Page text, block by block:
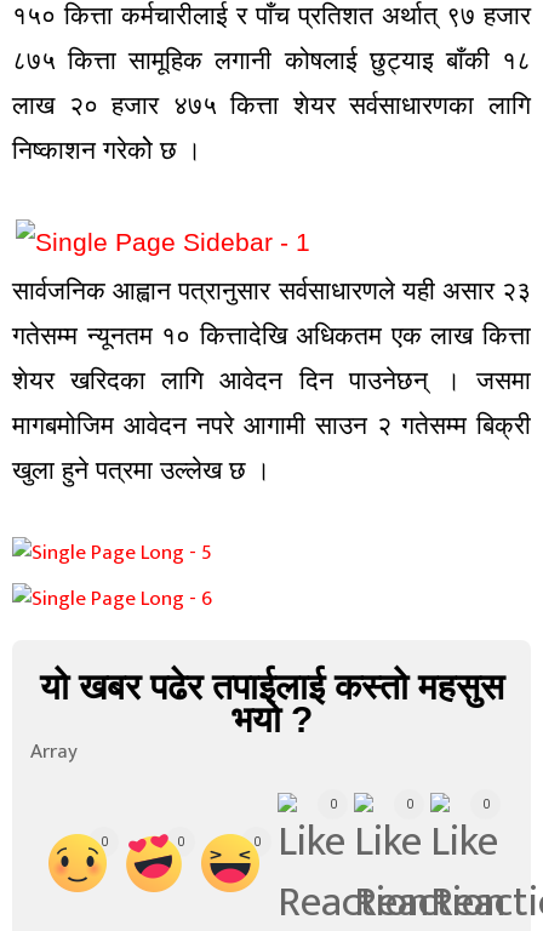
१५० कित्ता कर्मचारीलाई र पाँच प्रतिशत अर्थात् ९७ हजार
८७५ कित्ता सामूहिक लगानी कोषलाई छुट्याइ बाँकी १८
लाख २० हजार ४७५ कित्ता शेयर सर्वसाधारणका लागि
निष्काशन गरेकोे छ ।
सार्वजनिक आह्वान पत्रानुसार सर्वसाधारणले यही असार २३
गतेसम्म न्यूनतम १० कित्तादेखि अधिकतम एक लाख कित्ता
शेयर खरिदका लागि आवेदन दिन पाउनेछन् । जसमा
मागबमोजिम आवेदन नपरे आगामी साउन २ गतेसम्म बिक्री
खुला हुने पत्रमा उल्लेख छ ।
यो खबर पढेर तपाईलाई कस्तो महसुस
भयो ?
Array
0 0 0
0 0 0